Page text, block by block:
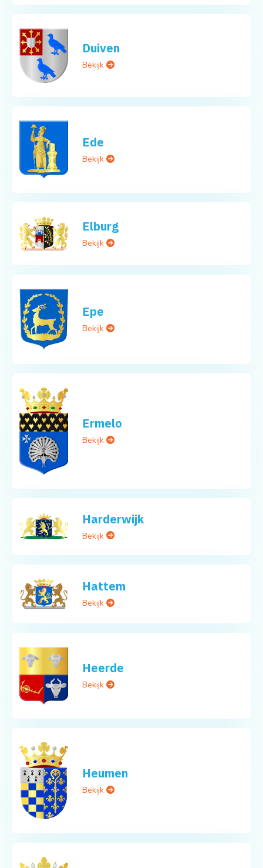
Duiven
Bekijk
Ede
Bekijk
Elburg
Bekijk
Epe
Bekijk
Ermelo
Bekijk
Harderwijk
Bekijk
Hattem
Bekijk
Heerde
Bekijk
Heumen
Bekijk